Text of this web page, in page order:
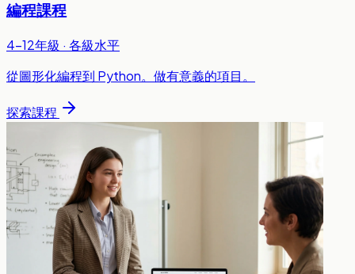
編程課程
4-12年級 · 各級水平
從圖形化編程到 Python。做有意義的項目。
探索課程